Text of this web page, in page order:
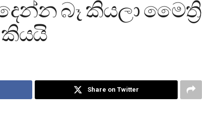
බෑ කියලා මෛත්‍රි
Share on Twitter